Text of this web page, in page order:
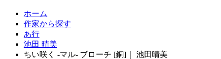
ホーム
作家から探す
あ行
池田 晴美
ちい咲く -マル- ブローチ [銅]｜ 池田晴美